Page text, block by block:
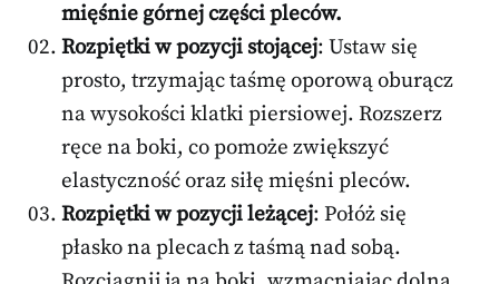
mięśnie górnej części pleców.
Rozpiętki w pozycji stojącej: Ustaw się
prosto, trzymając taśmę oporową oburącz
na wysokości klatki piersiowej. Rozszerz
ręce na boki, co pomoże zwiększyć
elastyczność oraz siłę mięśni pleców.
Rozpiętki w pozycji leżącej: Połóż się
płasko na plecach z taśmą nad sobą.